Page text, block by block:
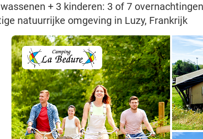
+ 3 kinderen: 3 of 7
natuurrijke omgeving in Luzy, Frankrijk